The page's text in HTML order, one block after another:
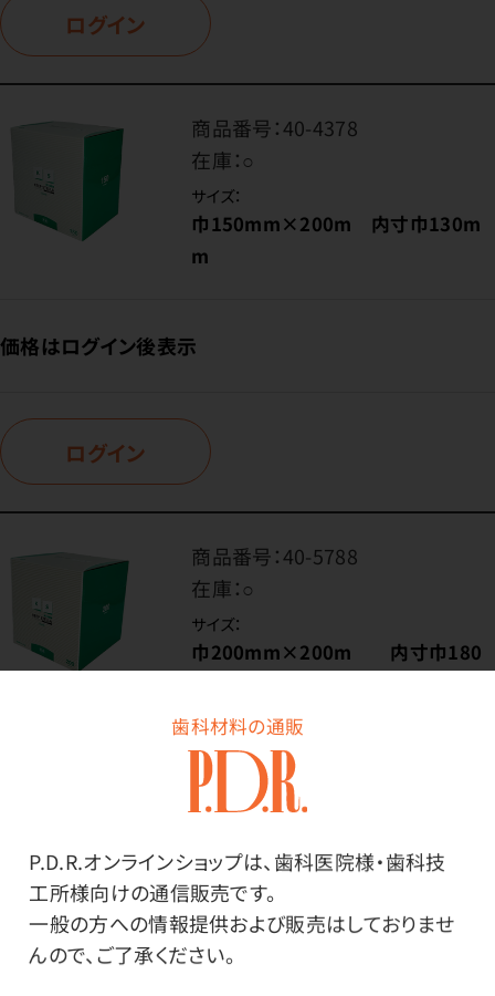
歯科材料の通販
P.D.R.オンラインショップは、歯科医院様・歯科技
工所様向けの通信販売です。
一般の方への情報提供および販売はしておりませ
んので、ご了承ください。
ログイン
商品番号：40-4378
在庫：○
サイズ：
巾150mm×200m 内寸巾130m
m
価格はログイン後表示
ログイン
商品番号：40-5788
在庫：○
サイズ：
巾200mm×200m 内寸巾180
ログイン